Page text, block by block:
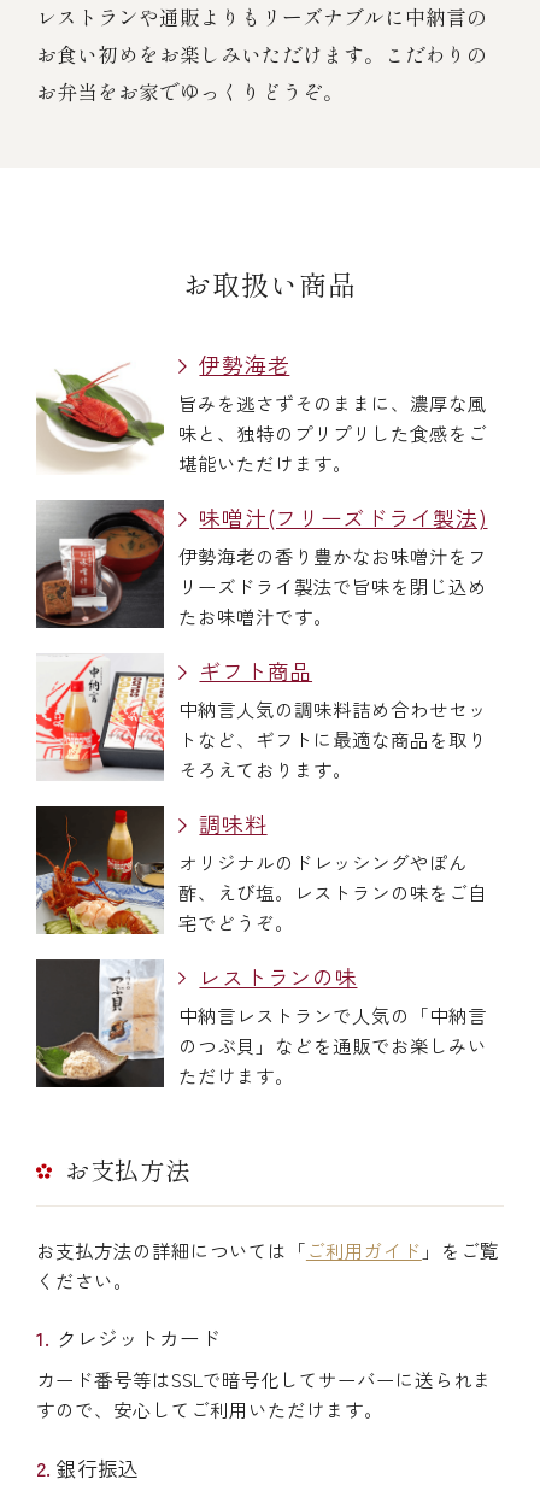
レストランや通販よりもリーズナブルに中納言の
お食い初めをお楽しみいただけます。こだわりの
お弁当をお家でゆっくりどうぞ。
お取扱い商品
伊勢海老
旨みを逃さずそのままに、濃厚な風
味と、独特のプリプリした食感をご
堪能いただけます。
味噌汁(フリーズドライ製法)
伊勢海老の香り豊かなお味噌汁をフ
リーズドライ製法で旨味を閉じ込め
たお味噌汁です。
ギフト商品
中納言人気の調味料詰め合わせセッ
トなど、ギフトに最適な商品を取り
そろえております。
調味料
オリジナルのドレッシングやぽん
酢、えび塩。レストランの味をご自
宅でどうぞ。
レストランの味
中納言レストランで人気の「中納言
のつぶ貝」などを通販でお楽しみい
ただけます。
お支払方法
お支払方法の詳細については「ご利用ガイド 」をご覧
ください。
クレジットカード
カード番号等はSSLで暗号化してサーバーに送られま
すので、安心してご利用いただけます。
銀行振込